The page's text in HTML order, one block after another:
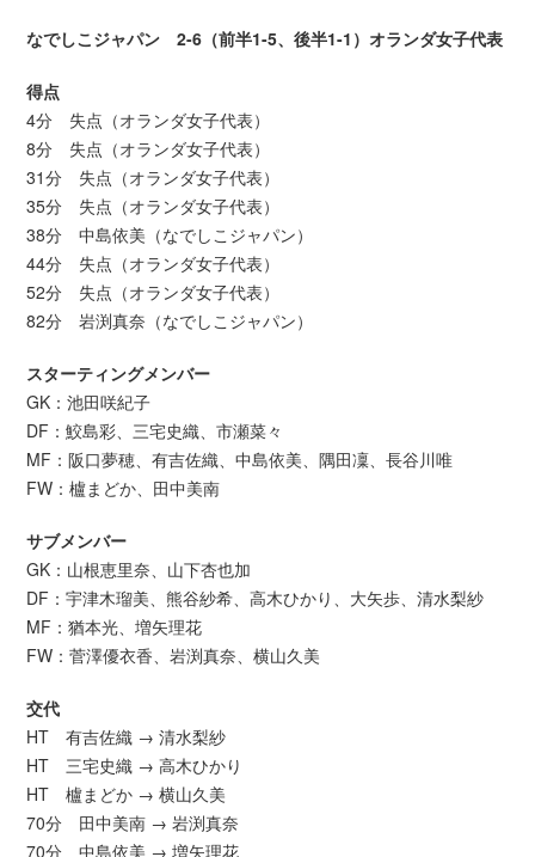
なでしこジャパン 2-6（前半1-5、後半1-1）オランダ女子代表
得点
4分 失点（オランダ女子代表）
8分 失点（オランダ女子代表）
31分 失点（オランダ女子代表）
35分 失点（オランダ女子代表）
38分 中島依美（なでしこジャパン）
44分 失点（オランダ女子代表）
52分 失点（オランダ女子代表）
82分 岩渕真奈（なでしこジャパン）
スターティングメンバー
GK：池田咲紀子
DF：鮫島彩、三宅史織、市瀬菜々
MF：阪口夢穂、有吉佐織、中島依美、隅田凜、長谷川唯
FW：櫨まどか、田中美南
サブメンバー
GK：山根恵里奈、山下杏也加
DF：宇津木瑠美、熊谷紗希、高木ひかり、大矢歩、清水梨紗
MF：猶本光、増矢理花
FW：菅澤優衣香、岩渕真奈、横山久美
交代
HT 有吉佐織 → 清水梨紗
HT 三宅史織 → 高木ひかり
HT 櫨まどか → 横山久美
70分 田中美南 → 岩渕真奈
70分 中島依美 → 増矢理花